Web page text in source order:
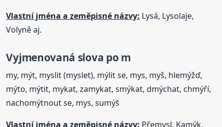
Vlastní jména a zeměpisné názvy: Lysá, Lysolaje,
Volyně aj.
Vyjmenovaná slova po m
my, mýt, myslit (myslet), mýlit se, mys, myš, hlemýžď,
mýto, mýtit, mykat, zamykat, smýkat, dmýchat, chmýří,
nachomýtnout se, mys, sumýš
Vlastní jména a zeměpisné názvy: Přemysl, Kamýk,